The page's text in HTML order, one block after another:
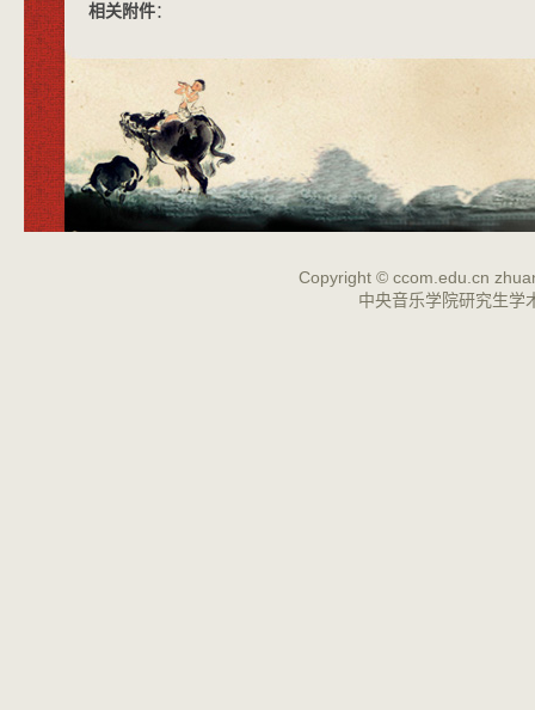
相关附件：
Copyright © ccom.edu.cn
中央音乐学院研究生学